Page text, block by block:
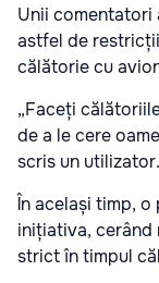
Unii comentatori
astfel de
călătorie cu
„Faceți
de a le cere
scris un utilizator.
În același timp,
inițiativa, cerând
strict în timpul